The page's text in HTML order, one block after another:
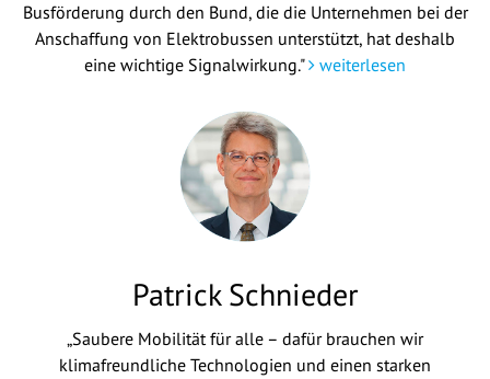
Busförderung durch den Bund, die die Unternehmen bei der
Anschaffung von Elektrobussen unterstützt, hat deshalb
eine wichtige Signalwirkung."
weiterlesen
Patrick Schnieder
„Saubere Mobilität für alle – dafür brauchen wir
klimafreundliche Technologien und einen starken